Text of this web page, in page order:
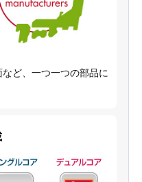
ど、一つ一つの部品に